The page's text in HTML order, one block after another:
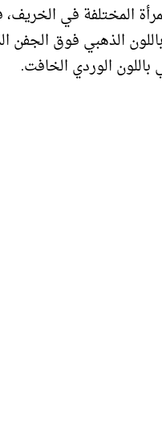
المختلفة في
الذهبي فوق الجفن
الوردي الخافت.